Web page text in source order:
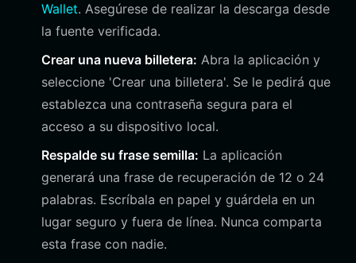
Wallet. Asegúrese de realizar la descarga desde
la fuente verificada.
Crear una nueva billetera: Abra la aplicación y
seleccione 'Crear una billetera'. Se le pedirá que
establezca una contraseña segura para el
acceso a su dispositivo local.
Respalde su frase semilla: La aplicación
generará una frase de recuperación de 12 o 24
palabras. Escríbala en papel y guárdela en un
lugar seguro y fuera de línea. Nunca comparta
esta frase con nadie.